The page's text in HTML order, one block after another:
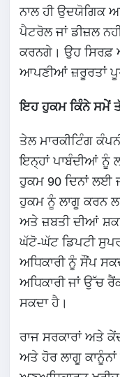
ਨਾਲ ਹੀ ਉਦਯੋਗਿਕ
ਪੈਟਰੋਲ ਜਾਂ ਡੀਜ਼ਲ
ਕਰਨਗੇ। ਉਹ ਸਿਰਫ਼
ਆਪਣੀਆਂ ਜ਼ਰੂਰਤਾਂ
ਇਹ ਹੁਕਮ ਕਿੰਨੇ ਸਮੇਂ
ਤੇਲ ਮਾਰਕੀਟਿੰਗ
ਇਨ੍ਹਾਂ ਪਾਬੰਦੀਆਂ ਨੂੰ
ਹੁਕਮ 90 ਦਿਨਾਂ ਲਈ
ਹੁਕਮ ਨੂੰ ਲਾਗੂ ਕਰਨ
ਅਤੇ ਜ਼ਬਤੀ ਦੀਆਂ
ਘੱਟੋ-ਘੱਟ ਡਿਪਟੀ
ਅਧਿਕਾਰੀ ਨੂੰ ਸੌਂਪ
ਅਧਿਕਾਰੀ ਜਾਂ ਉੱਚ
ਸਕਦਾ ਹੈ।
ਰਾਜ ਸਰਕਾਰਾਂ ਅਤੇ
ਅਤੇ ਹੋਰ ਲਾਗੂ ਕਾਨੂੰਨਾਂ